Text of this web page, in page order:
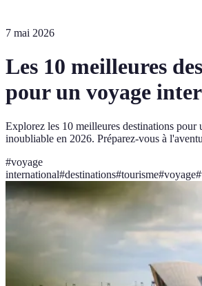
7 mai 2026
Les 10 meilleures
pour un voyage
Explorez les 10 meilleures destinations pour
inoubliable en 2026. Préparez-vous à
#voyage
international#destinations#tourisme#voyage#